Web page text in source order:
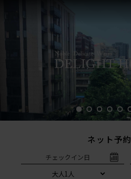
ネット予約
チェックイン日